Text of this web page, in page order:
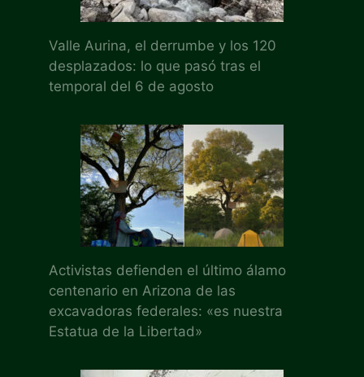
Valle Aurina, el derrumbe y los 120
desplazados: lo que pasó tras el
temporal del 6 de agosto
Activistas defienden el último álamo
centenario en Arizona de las
excavadoras federales: «es nuestra
Estatua de la Libertad»